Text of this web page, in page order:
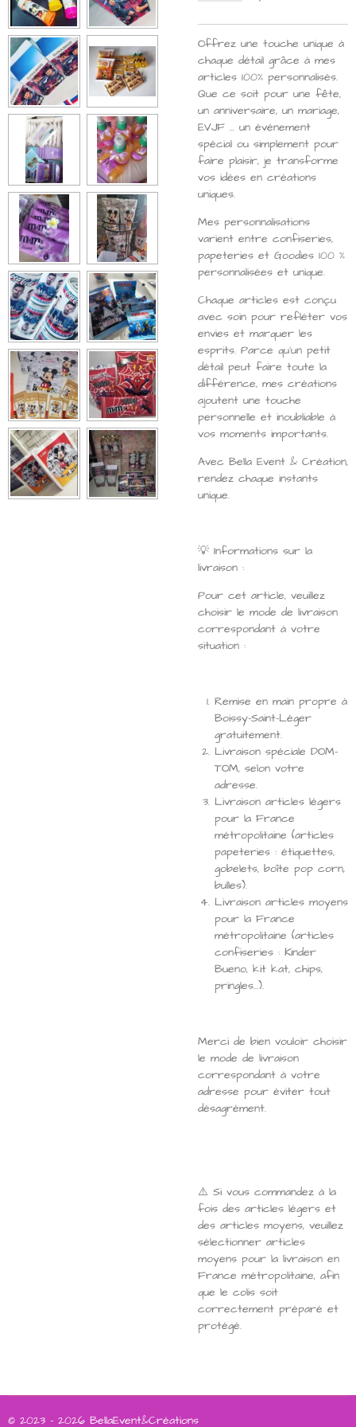
Offrez une touche unique à
chaque détail grâce à mes
articles 100% personnalisés.
Que ce soit pour une fête,
un anniversaire, un mariage,
EVJF ... un événement
spécial ou simplement pour
faire plaisir, je transforme
vos idées en créations
uniques.
Mes personnalisations
varient entre confiseries,
papeteries et Goodies 100 %
personnalisées et unique.
Chaque articles est conçu
avec soin pour refléter vos
envies et marquer les
esprits. Parce qu’un petit
détail peut faire toute la
différence, mes créations
ajoutent une touche
personnelle et inoubliable à
vos moments importants.
Avec Bella Event & Création,
rendez chaque instants
unique.
💡 Informations sur la
livraison :
Pour cet article, veuillez
choisir le mode de livraison
correspondant à votre
situation :
Remise en main propre à
Boissy-Saint-Léger
gratuitement.
Livraison spéciale DOM-
TOM, selon votre
adresse.
Livraison articles légers
pour la France
métropolitaine (articles
papeteries : étiquettes,
gobelets, boîte pop corn,
bulles).
Livraison articles moyens
pour la France
métropolitaine (articles
confiseries : Kinder
Bueno, kit kat, chips,
pringles...).
Merci de bien vouloir choisir
le mode de livraison
correspondant à votre
adresse pour éviter tout
désagrément.
⚠️ Si vous commandez à la
fois des articles légers et
des articles moyens, veuillez
sélectionner articles
moyens pour la livraison en
France métropolitaine, afin
que le colis soit
correctement préparé et
protégé.
© 2023 - 2026 BellaEvent&Créations